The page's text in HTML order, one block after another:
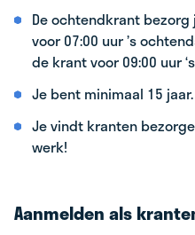
De ochtendkrant
voor 07:00 uur ’s
de krant voor 09:00 uur
Je bent minimaal 15 jaar.
Je vindt kranten
werk!
Aanmelden als